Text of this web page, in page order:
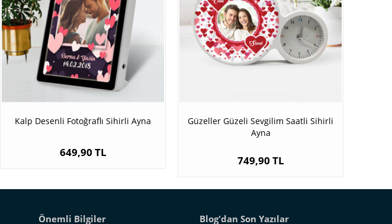
Kalp Desenli Fotoğraflı Sihirli Ayna
649,90 TL
Güzeller Güzeli Sevgilim Saatli Sihirli
Ayna
749,90 TL
Önemli Bilgiler Blog'dan Son Yazılar